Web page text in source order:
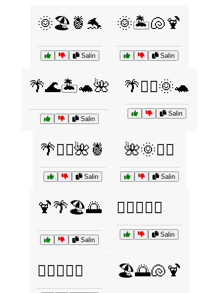
🌞🏖️🍍🐬
Salin
🌞🏝️🐚🍹
Salin
🌴🌊🏝️🐢🌺
Salin
🌴🏄‍♂️🌞🐢
Salin
🌴🏄‍♂️🌺🍍
Salin
🌺🌞🏄‍♂️
Salin
🍹🌴🏖️🌅
Salin
🏄‍♀️🌊🌴🍍
Salin
🏄‍♀️🌊🐬🌞 🏖️🌅🐚🍹